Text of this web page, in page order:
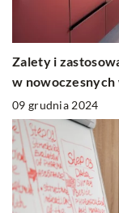
Zalety i
w
09 grudnia 2024